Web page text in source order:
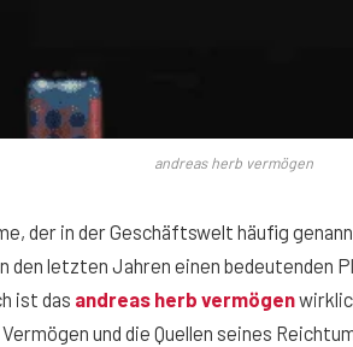
andreas herb vermögen
der in der Geschäftswelt häufig
den letzten Jahren einen bedeutenden
ist das andreas herb vermögen
und die Quellen seines